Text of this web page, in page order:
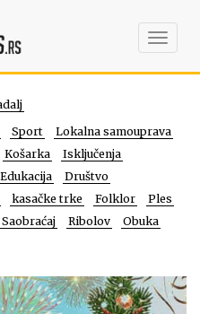
Sport
Lokalna samouprava
Košarka
Isključenja
Edukacija
Društvo
kasačke trke Folklor
Ples
Saobraćaj Ribolov
Obuka